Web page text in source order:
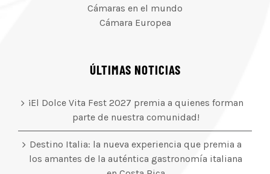
Cámaras en el mundo
Cámara Europea
ÚLTIMAS NOTICIAS
¡El Dolce Vita Fest 2027 premia a quienes forman
parte de nuestra comunidad!
Destino Italia: la nueva experiencia que premia a
los amantes de la auténtica gastronomía italiana